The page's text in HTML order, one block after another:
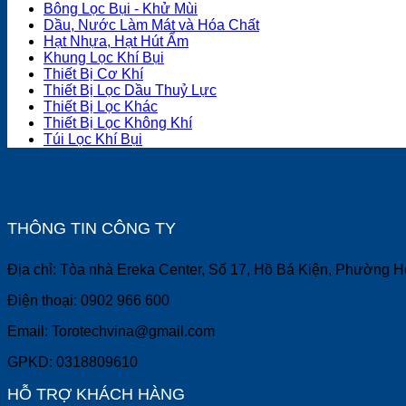
Bông Lọc Bụi - Khử Mùi
Dầu, Nước Làm Mát và Hóa Chất
Hạt Nhựa, Hạt Hút Ẩm
Khung Lọc Khí Bụi
Thiết Bị Cơ Khí
Thiết Bị Lọc Dầu Thuỷ Lực
Thiết Bị Lọc Khác
Thiết Bị Lọc Không Khí
Túi Lọc Khí Bụi
THÔNG TIN CÔNG TY
Địa chỉ: Tòa nhà Ereka Center, Số 17, Hồ Bá Kiện, Phường
Điện thoại: 0902 966 600
Email: Torotechvina@gmail.com
GPKD: 0318809610
HỖ TRỢ KHÁCH HÀNG